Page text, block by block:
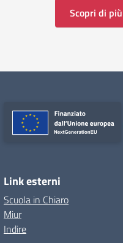
Scopri di
Link esterni
Scuola in Chiaro
Miur
Indire